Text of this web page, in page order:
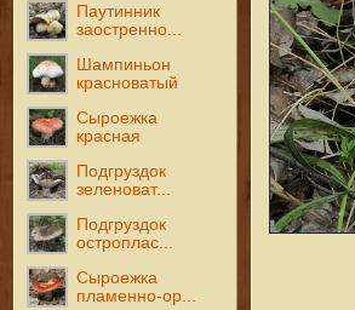
Паутинник
заостренно...
Шампиньон
красноватый
Сыроежка
красная
Подгруздок
зеленоват...
Подгруздок
остроплас...
Сыроежка
пламенно-ор...